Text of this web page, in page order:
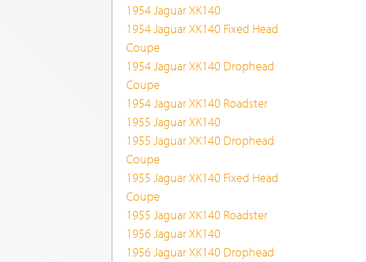
1954 Jaguar XK140
1954 Jaguar XK140 Fixed Head
Coupe
1954 Jaguar XK140 Drophead
Coupe
1954 Jaguar XK140 Roadster
1955 Jaguar XK140
1955 Jaguar XK140 Drophead
Coupe
1955 Jaguar XK140 Fixed Head
Coupe
1955 Jaguar XK140 Roadster
1956 Jaguar XK140
1956 Jaguar XK140 Drophead